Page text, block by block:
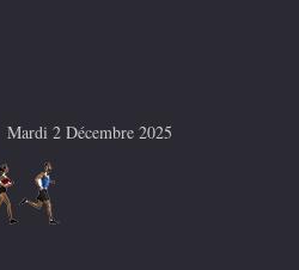
Mardi 2 Décembre 2025